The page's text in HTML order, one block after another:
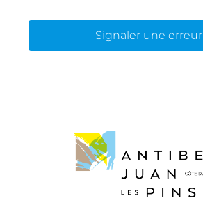
Signaler une erreur